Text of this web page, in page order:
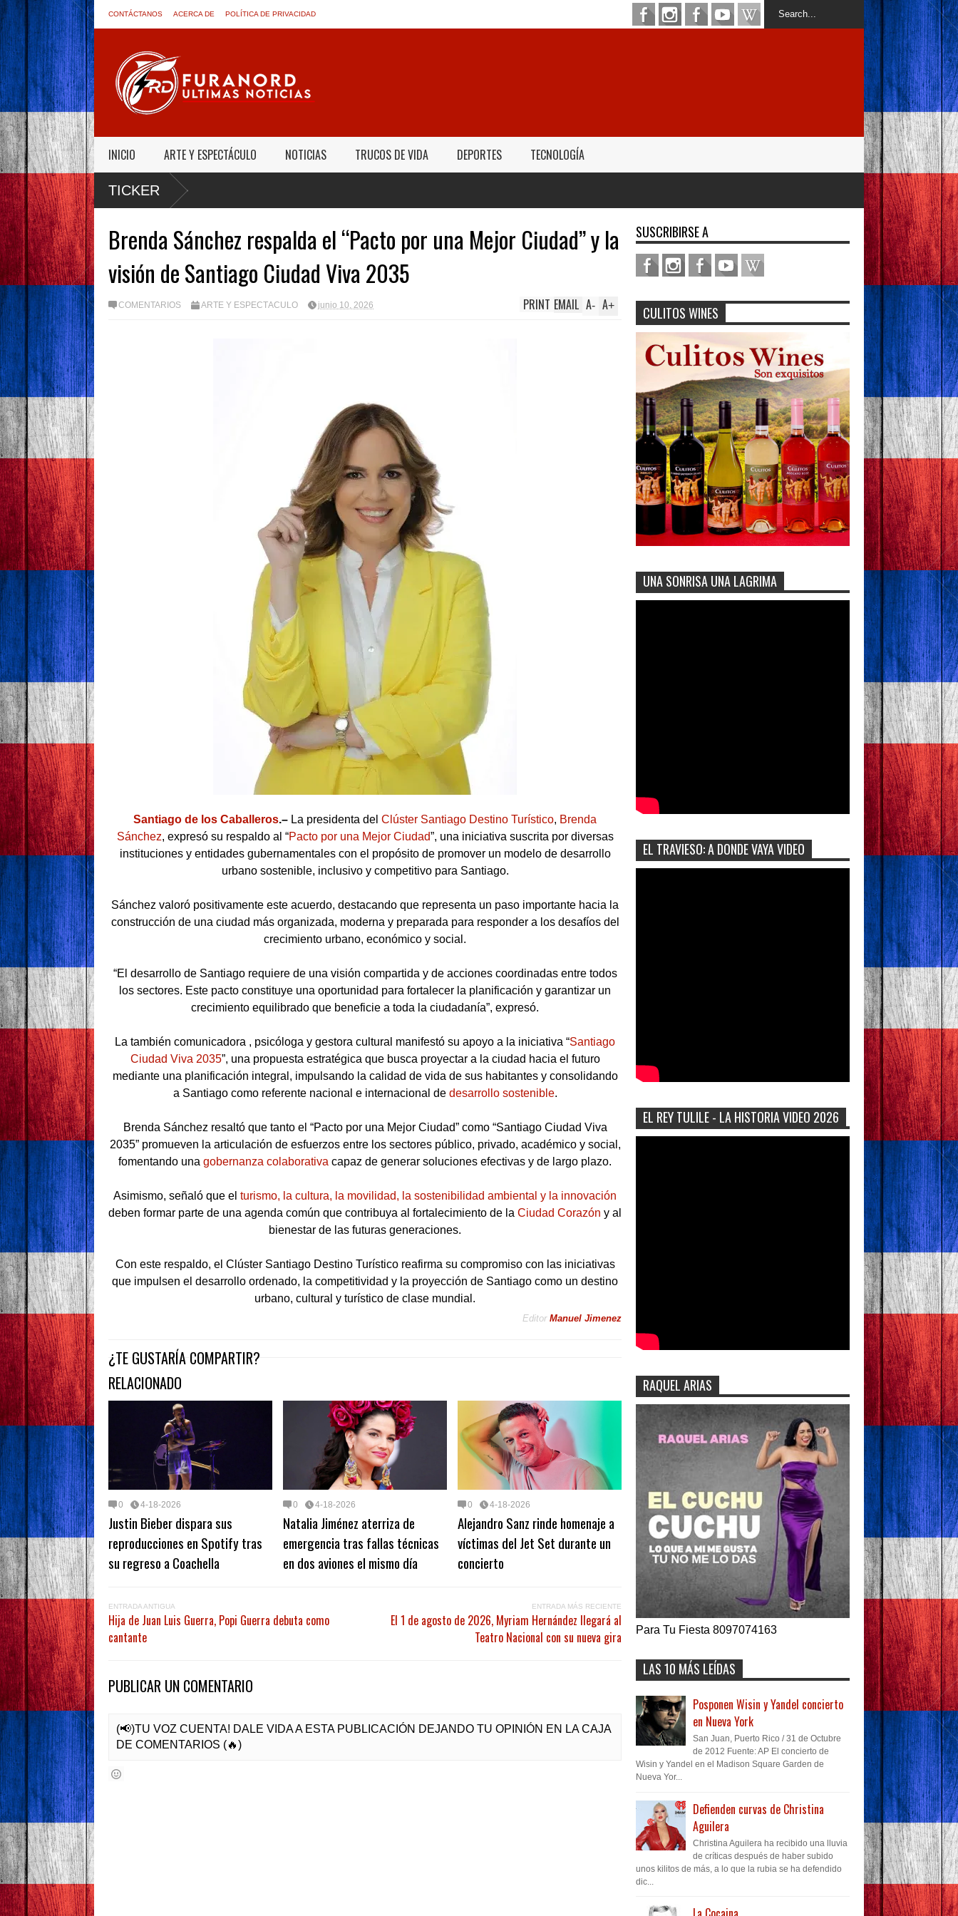
CONTÁCTANOS ACERCA DE POLÍTICA DE PRIVACIDAD
INICIO ARTE Y ESPECTÁCULO NOTICIAS TRUCOS DE VIDA DEPORTES TECNOLOGÍA
TICKER
Brenda Sánchez respalda el “Pacto por una Mejor Ciudad” y la
visión de Santiago Ciudad Viva 2035
COMENTARIOS ARTE Y ESPECTÁCULO junio 10, 2026 A+
A-
EMAIL
PRINT
Santiago de los Caballeros.– La presidenta del Clúster Santiago Destino Turístico, Brenda
Sánchez, expresó su respaldo al “Pacto por una Mejor Ciudad”, una iniciativa suscrita por diversas
instituciones y entidades gubernamentales con el propósito de promover un modelo de desarrollo
urbano sostenible, inclusivo y competitivo para Santiago.
Sánchez valoró positivamente este acuerdo, destacando que representa un paso importante hacia la
construcción de una ciudad más organizada, moderna y preparada para responder a los desafíos del
crecimiento urbano, económico y social.
“El desarrollo de Santiago requiere de una visión compartida y de acciones coordinadas entre todos
los sectores. Este pacto constituye una oportunidad para fortalecer la planificación y garantizar un
crecimiento equilibrado que beneficie a toda la ciudadanía”, expresó.
La también comunicadora , psicóloga y gestora cultural manifestó su apoyo a la iniciativa “Santiago
Ciudad Viva 2035”, una propuesta estratégica que busca proyectar a la ciudad hacia el futuro
mediante una planificación integral, impulsando la calidad de vida de sus habitantes y consolidando
a Santiago como referente nacional e internacional de desarrollo sostenible.
Brenda Sánchez resaltó que tanto el “Pacto por una Mejor Ciudad” como “Santiago Ciudad Viva
2035” promueven la articulación de esfuerzos entre los sectores público, privado, académico y social,
fomentando una gobernanza colaborativa capaz de generar soluciones efectivas y de largo plazo.
Asimismo, señaló que el turismo, la cultura, la movilidad, la sostenibilidad ambiental y la innovación
deben formar parte de una agenda común que contribuya al fortalecimiento de la Ciudad Corazón y al
bienestar de las futuras generaciones.
Con este respaldo, el Clúster Santiago Destino Turístico reafirma su compromiso con las iniciativas
que impulsen el desarrollo ordenado, la competitividad y la proyección de Santiago como un destino
urbano, cultural y turístico de clase mundial.
Editor Manuel Jimenez
¿TE GUSTARÍA COMPARTIR?
RELACIONADO
0 4-18-2026
Justin Bieber dispara sus
reproducciones en Spotify tras
su regreso a Coachella
0 4-18-2026
Natalia Jiménez aterriza de
emergencia tras fallas técnicas
en dos aviones el mismo día
0 4-18-2026
Alejandro Sanz rinde homenaje a
víctimas del Jet Set durante un
concierto
ENTRADA ANTIGUA
Hija de Juan Luis Guerra, Popi Guerra debuta como
cantante
ENTRADA MÁS RECIENTE
El 1 de agosto de 2026, Myriam Hernández llegará al
Teatro Nacional con su nueva gira
PUBLICAR UN COMENTARIO
(📢)TU VOZ CUENTA! DALE VIDA A ESTA PUBLICACIÓN DEJANDO TU OPINIÓN EN LA CAJA
DE COMENTARIOS (🔥)
SUSCRIBIRSE A
CULITOS WINES
UNA SONRISA UNA LAGRIMA
EL TRAVIESO: A DONDE VAYA VIDEO
EL REY TULILE - LA HISTORIA VIDEO 2026
RAQUEL ARIAS
Para Tu Fiesta 8097074163
LAS 10 MÁS LEÍDAS
Posponen Wisin y Yandel concierto
en Nueva York
San Juan, Puerto Rico / 31 de Octubre
de 2012 Fuente: AP El concierto de
Wisin y Yandel en el Madison Square Garden de
Nueva Yor...
Defienden curvas de Christina
Aguilera
Christina Aguilera ha recibido una lluvia
de críticas después de haber subido
unos kilitos de más, a lo que la rubia se ha defendido
dic...